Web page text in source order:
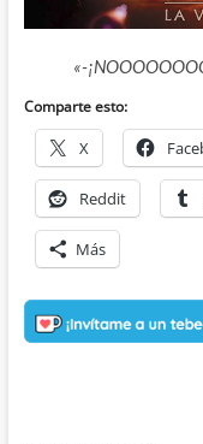
«-
Comparte esto:
X
Reddit
Más